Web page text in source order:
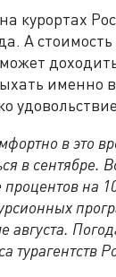
курортах
А
именно
в это
в сентябре.
процентов на
августа.
турагентств